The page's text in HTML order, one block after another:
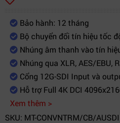
lý
Ứng dụng
Broadcast,
Production
Bảo hành: 12 tháng
Bộ chuyển đổi tín hiệu tốc
Nhúng âm thanh vào tín
Nhúng qua XLR, AES/EBU,
Cổng 12G-SDI Input và
Hỗ trợ Full 4K DCI
Xem thêm >
SKU: MT-CONVNTRM/CB/AUSDI